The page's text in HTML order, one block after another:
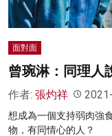
灼見活動
面對面
曾琬淋：同理人
作者: 張灼祥
想成為一個支持弱肉強
物，有同情心的人？